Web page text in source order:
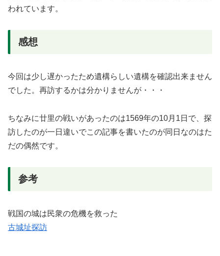
われています。
感想
今回は少し遅かったため遺構らしい遺構を確認出来ません
でした。再訪するかは分かりませんが・・・
ちなみに廿里の戦いがあったのは1569年の10月1日で、探
訪したのが一日違いでこの記事を書いたのが同日なのはた
だの偶然です。
参考
戦国の城は民衆の危機を救った
古城址探訪